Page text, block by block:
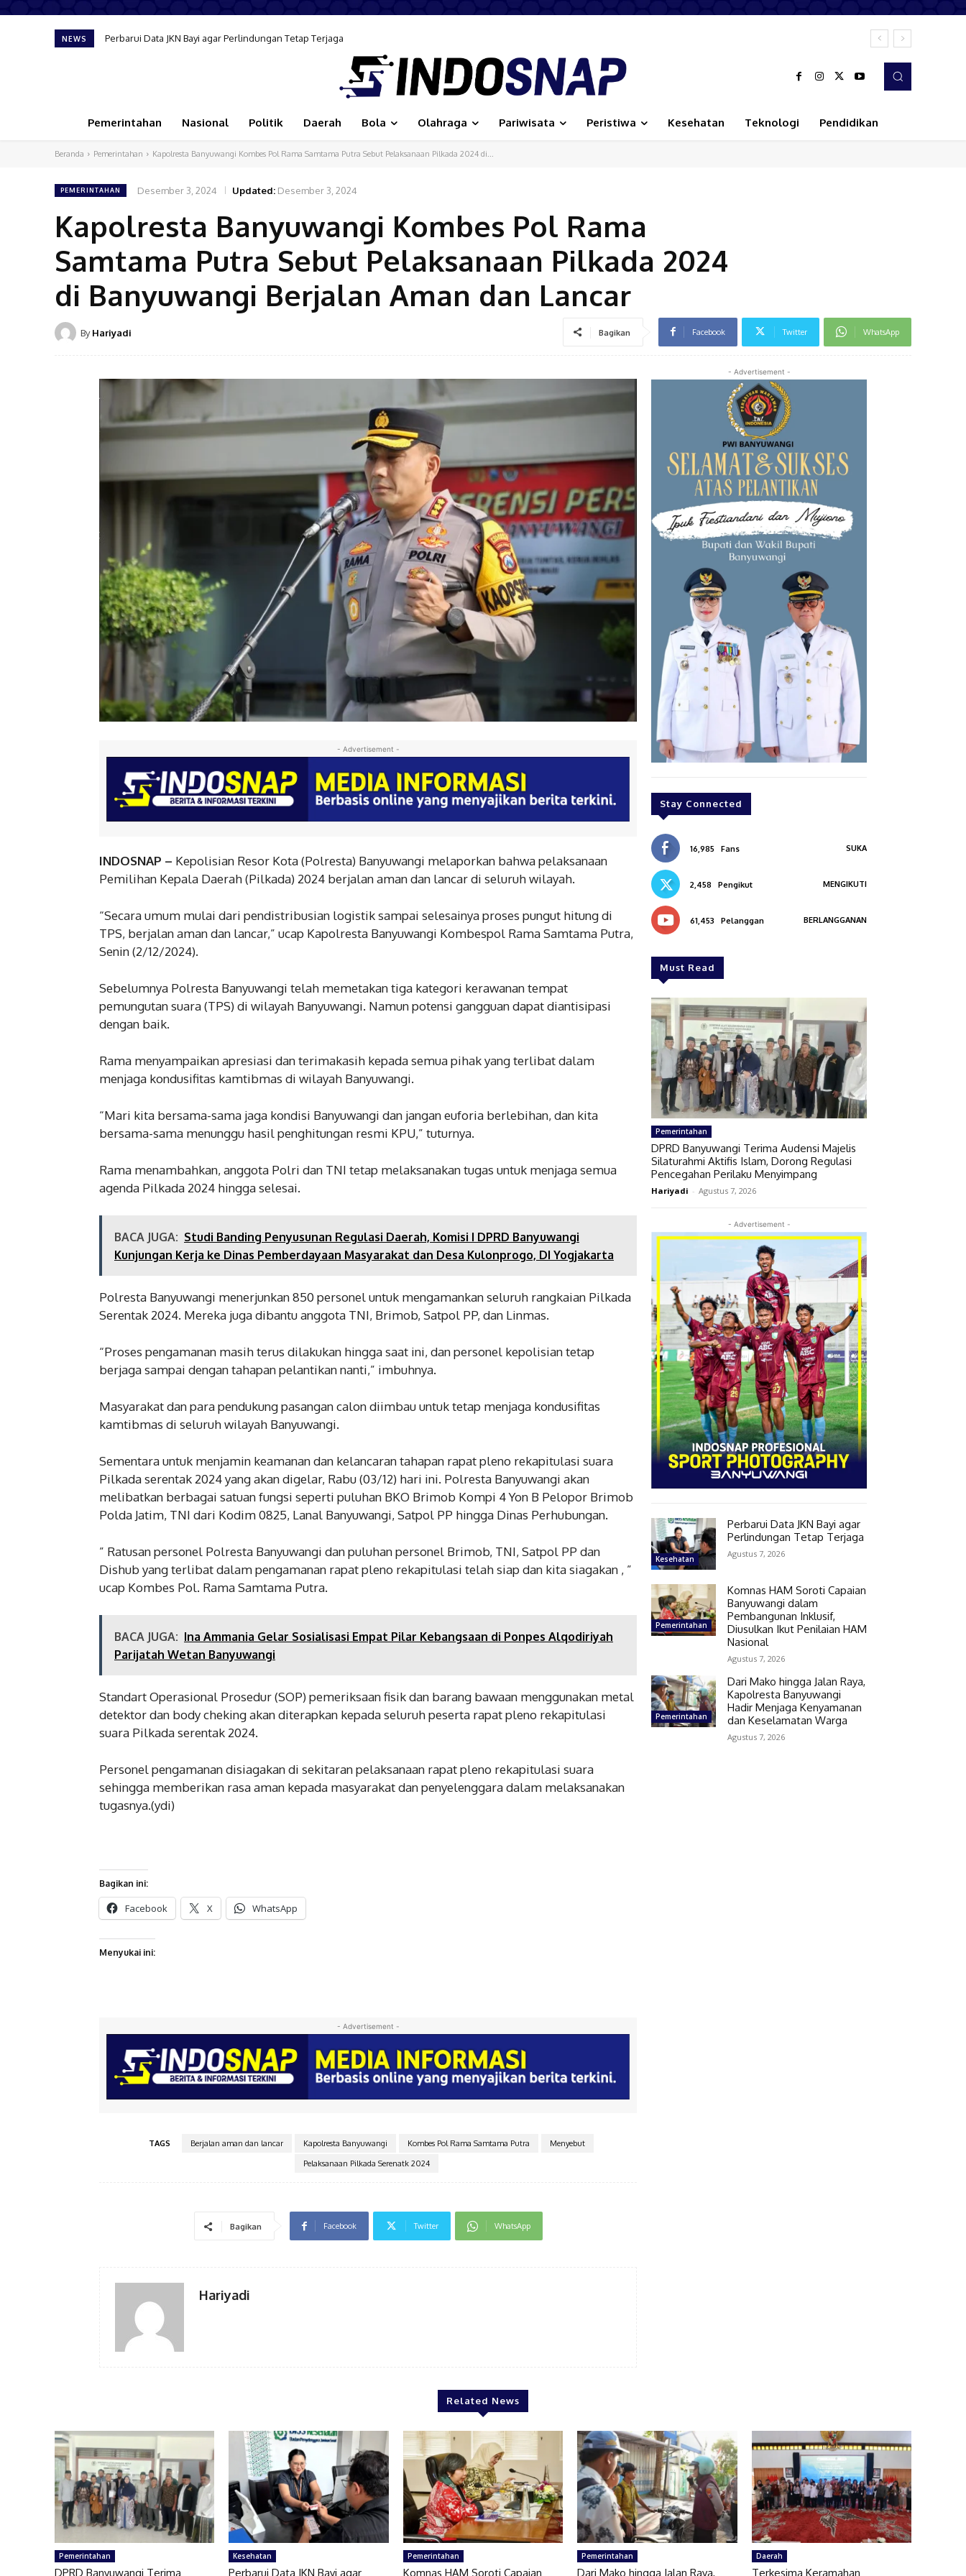
NEWS Perbarui Data JKN Bayi agar Perlindungan Tetap Terjaga
Komnas HAM Soroti Capaian Banyuwangi dalam Pembangunan Inklusif, Diusulkan Ikut Penilaian HAM Nasional
Pemerintahan Nasional Politik Daerah Bola Olahraga Pariwisata Peristiwa Kesehatan Teknologi Pendidikan
Beranda Pemerintahan Kapolresta Banyuwangi Kombes Pol Rama Samtama Putra Sebut Pelaksanaan Pilkada 2024 di...
PEMERINTAHAN Desember 3, 2024 Updated: Desember 3, 2024
Kapolresta Banyuwangi Kombes Pol Rama
Samtama Putra Sebut Pelaksanaan Pilkada 2024
di Banyuwangi Berjalan Aman dan Lancar
By Hariyadi Bagikan Facebook Twitter WhatsApp
- Advertisement -
INDOSNAP – Kepolisian Resor Kota (Polresta) Banyuwangi melaporkan bahwa pelaksanaan
Pemilihan Kepala Daerah (Pilkada) 2024 berjalan aman dan lancar di seluruh wilayah.
“Secara umum mulai dari pendistribusian logistik sampai selesainya proses pungut hitung di
TPS, berjalan aman dan lancar,” ucap Kapolresta Banyuwangi Kombespol Rama Samtama Putra,
Senin (2/12/2024).
Sebelumnya Polresta Banyuwangi telah memetakan tiga kategori kerawanan tempat
pemungutan suara (TPS) di wilayah Banyuwangi. Namun potensi gangguan dapat diantisipasi
dengan baik.
Rama menyampaikan apresiasi dan terimakasih kepada semua pihak yang terlibat dalam
menjaga kondusifitas kamtibmas di wilayah Banyuwangi.
“Mari kita bersama-sama jaga kondisi Banyuwangi dan jangan euforia berlebihan, dan kita
bersama-sama menunggu hasil penghitungan resmi KPU,” tuturnya.
Rama menambahkan, anggota Polri dan TNI tetap melaksanakan tugas untuk menjaga semua
agenda Pilkada 2024 hingga selesai.
BACA JUGA: Studi Banding Penyusunan Regulasi Daerah, Komisi I DPRD Banyuwangi
Kunjungan Kerja ke Dinas Pemberdayaan Masyarakat dan Desa Kulonprogo, DI Yogjakarta
Polresta Banyuwangi menerjunkan 850 personel untuk mengamankan seluruh rangkaian Pilkada
Serentak 2024. Mereka juga dibantu anggota TNI, Brimob, Satpol PP, dan Linmas.
“Proses pengamanan masih terus dilakukan hingga saat ini, dan personel kepolisian tetap
berjaga sampai dengan tahapan pelantikan nanti,” imbuhnya.
Masyarakat dan para pendukung pasangan calon diimbau untuk tetap menjaga kondusifitas
kamtibmas di seluruh wilayah Banyuwangi.
Sementara untuk menjamin keamanan dan kelancaran tahapan rapat pleno rekapitulasi suara
Pilkada serentak 2024 yang akan digelar, Rabu (03/12) hari ini. Polresta Banyuwangi akan
melibatkan berbagai satuan fungsi seperti puluhan BKO Brimob Kompi 4 Yon B Pelopor Brimob
Polda Jatim, TNI dari Kodim 0825, Lanal Banyuwangi, Satpol PP hingga Dinas Perhubungan.
” Ratusan personel Polresta Banyuwangi dan puluhan personel Brimob, TNI, Satpol PP dan
Dishub yang terlibat dalam pengamanan rapat pleno rekapitulasi telah siap dan kita siagakan , ”
ucap Kombes Pol. Rama Samtama Putra.
BACA JUGA: Ina Ammania Gelar Sosialisasi Empat Pilar Kebangsaan di Ponpes Alqodiriyah
Parijatah Wetan Banyuwangi
Standart Operasional Prosedur (SOP) pemeriksaan fisik dan barang bawaan menggunakan metal
detektor dan body cheking akan diterapkan kepada seluruh peserta rapat pleno rekapitulasi
suara Pilkada serentak 2024.
Personel pengamanan disiagakan di sekitaran pelaksanaan rapat pleno rekapitulasi suara
sehingga memberikan rasa aman kepada masyarakat dan penyelenggara dalam melaksanakan
tugasnya.(ydi)
Bagikan ini:
Facebook X WhatsApp
Menyukai ini:
- Advertisement -
TAGS Berjalan aman dan lancar Kapolresta Banyuwangi Kombes Pol Rama Samtama Putra
Menyebut
Pelaksanaan Pilkada Serenatk 2024
Bagikan Facebook Twitter WhatsApp
Hariyadi
- Advertisement -
Stay Connected
16,985 Fans SUKA
2,458 Pengikut MENGIKUTI
61,453 Pelanggan BERLANGGANAN
Must Read
Pemerintahan
DPRD Banyuwangi Terima Audensi Majelis
Silaturahmi Aktifis Islam, Dorong Regulasi
Pencegahan Perilaku Menyimpang
Hariyadi - Agustus 7, 2026
- Advertisement -
Kesehatan
Perbarui Data JKN Bayi agar
Perlindungan Tetap Terjaga
Agustus 7, 2026
Pemerintahan
Komnas HAM Soroti Capaian
Banyuwangi dalam
Pembangunan Inklusif,
Diusulkan Ikut Penilaian HAM
Nasional
Agustus 7, 2026
Pemerintahan
Dari Mako hingga Jalan Raya,
Kapolresta Banyuwangi
Hadir Menjaga Kenyamanan
dan Keselamatan Warga
Agustus 7, 2026
Related News
Pemerintahan
DPRD Banyuwangi Terima
Kesehatan
Perbarui Data JKN Bayi agar
Pemerintahan
Komnas HAM Soroti Capaian
Pemerintahan
Dari Mako hingga Jalan Raya,
Daerah
Terkesima Keramahan